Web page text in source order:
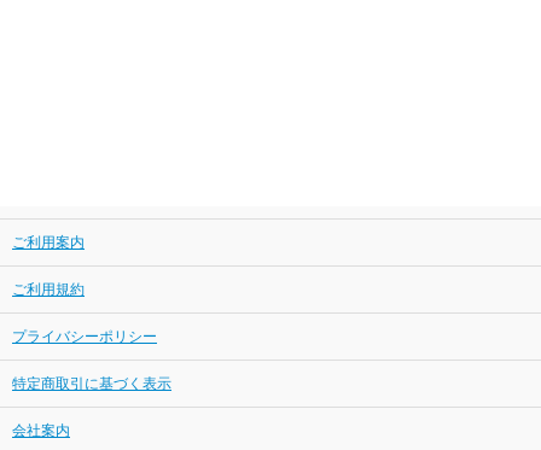
ご利用案内
ご利用規約
プライバシーポリシー
特定商取引に基づく表示
会社案内